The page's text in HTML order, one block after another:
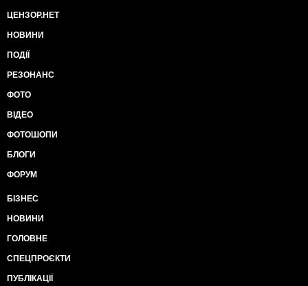
ЦЕНЗОР.НЕТ
НОВИНИ
ПОДІЇ
РЕЗОНАНС
ФОТО
ВІДЕО
ФОТОШОПИ
БЛОГИ
ФОРУМ
БІЗНЕС
НОВИНИ
ГОЛОВНЕ
СПЕЦПРОЄКТИ
ПУБЛІКАЦІЇ